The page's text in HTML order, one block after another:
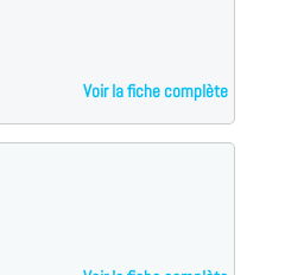
Voir la fiche complète